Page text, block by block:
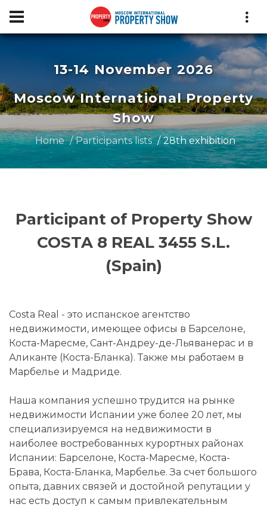
13-14 November 2026
Moscow International Property
Show
Home Participants lists 28th exhibition
Participant of Property Show
COSTA 8 REAL 3455 S.L.
(Spain)
Costa Real - это испанское агентство
недвижимости, имеющее офисы в Барселоне,
Коста-Маресме, Сант-Андреу-де-Льяванерас и в
Аликанте (Коста-Бланка). Также мы работаем в
Марбелье и Мадриде.
Наша компания успешно трудится на рынке
недвижимости Испании уже более 20 лет, мы
специализируемся на недвижимости в
наиболее востребованных курортных районах
Испании: Барселоне, Коста-Маресме, Коста-
Брава, Коста-Бланка, Марбелье. За счет большого
опыта, давних связей и достойной репутации у
нас есть доступ к самым привлекательным